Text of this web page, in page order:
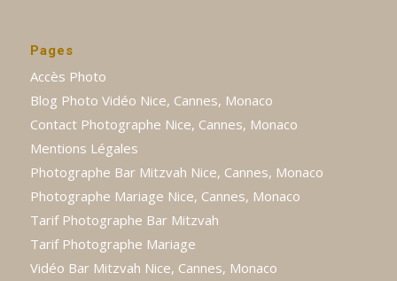
Pages
Accès Photo
Blog Photo Vidéo Nice, Cannes, Monaco
Contact Photographe Nice, Cannes, Monaco
Mentions Légales
Photographe Bar Mitzvah Nice, Cannes, Monaco
Photographe Mariage Nice, Cannes, Monaco
Tarif Photographe Bar Mitzvah
Tarif Photographe Mariage
Vidéo Bar Mitzvah Nice, Cannes, Monaco